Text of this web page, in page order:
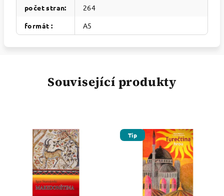
počet stran:
264
formát : A5
Související produkty
Tip